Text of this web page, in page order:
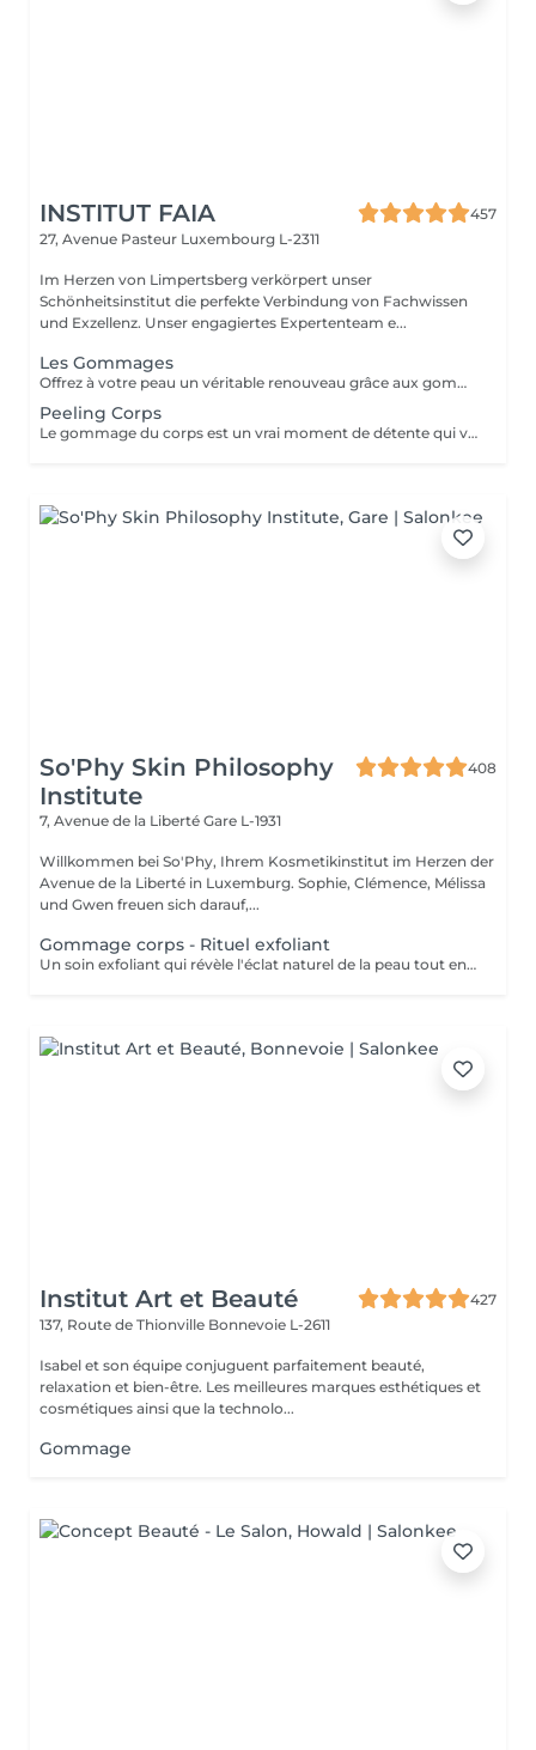
INSTITUT FAIA
457
27, Avenue Pasteur Luxembourg L-2311
Im Herzen von Limpertsberg verkörpert unser
Schönheitsinstitut die perfekte Verbindung von Fachwissen
und Exzellenz. Unser engagiertes Expertenteam e...
Les Gommages
Offrez à votre peau un véritable renouveau grâce aux gommages corps Gemology. Enrichis en extraits minéraux précieux et en ingrédients naturels, ils exfolient en douceur, éliminent les cellules mortes et révèlent l'éclat de la peau. Leur texture sensorielle et leurs parfums délicats transforment l'exfoliation en un rituel de bien-être luxueux. Résultat : une peau lisse, douce, parfaitement préparée à recevoir les soins suivants.
Peeling Corps
Le gommage du corps est un vrai moment de détente qui va permettre à la peau de se débarrasser de ses inégalités et de retrouver une peau toute douce. Ce soin est parfait juste avant d'aller au soleil pour permettre à la peau de mieux bronzer.
So'Phy Skin Philosophy
Institute
408
7, Avenue de la Liberté Gare L-1931
Willkommen bei So'Phy, Ihrem Kosmetikinstitut im Herzen der
Avenue de la Liberté in Luxemburg. Sophie, Clémence, Mélissa
und Gwen freuen sich darauf,...
Gommage corps - Rituel exfoliant
Un soin exfoliant qui révèle l'éclat naturel de la peau tout en offrant un véritable moment de détente. Le gommage permet d'éliminer les cellules mortes, d'affiner le grain de peau et de laisser la peau plus douce et lumineuse. Selon vos préférences, vous pouvez choisir entre un gommage au savon noir, pour une exfoliation enveloppante et purifiante, ou un gommage à grains, pour une action plus tonique et efficace. La senteur sélectionnée accompagne l'ensemble du soin et prolonge l'expérience, avec la possibilité d'ajouter une huile de massage pour un moment encore plus enveloppant. La peau est douce, lisse et délicatement parfumée, le corps détendu et l'esprit apaisé. Un soin idéal pour préparer la peau, la sublimer ou simplement s'offrir un moment pour soi.
Institut Art et Beauté
427
137, Route de Thionville Bonnevoie L-2611
Isabel et son équipe conjuguent parfaitement beauté,
relaxation et bien-être. Les meilleures marques esthétiques et
cosmétiques ainsi que la technolo...
Gommage